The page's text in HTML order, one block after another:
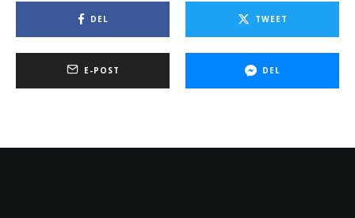
DEL TWEET
E-POST DEL